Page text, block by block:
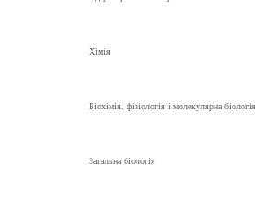
Хімія
Біохімія, фізіологія і молекулярна біологія
Загальна біологія